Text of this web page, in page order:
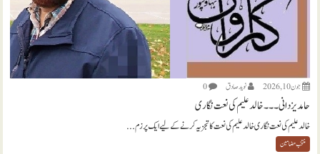
جون 10, 2026 نويد صادق 0
حامد یزدانی ۔۔۔ خالد علیم کی نعت نگاری
خالد علیم کی نعت نگاری خالد علیم کی نعت کا تجزیہ کرنے کے لیے ایک پرزم...
منتخب مضامين